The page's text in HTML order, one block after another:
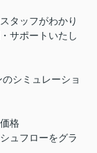
タッフがわかり
サポートいたし
シミュレーショ
格
ュフローをグラ